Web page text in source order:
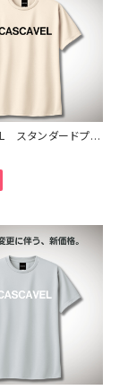
スタンダードプラ
ツ ライトベージュ